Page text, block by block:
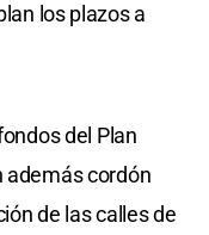
los plazos a
del Plan
además cordón
de las calles de